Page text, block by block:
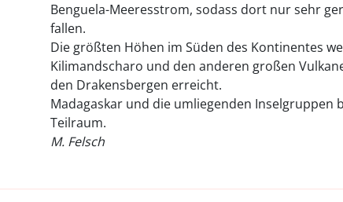
Benguela-Meeresstrom, sodass dort nur sehr
fallen.
Die größten Höhen im Süden des Kontinentes
Kilimandscharo und den anderen großen
den Drakensbergen erreicht.
Madagaskar und die umliegenden Inselgruppen
Teilraum.
M. Felsch